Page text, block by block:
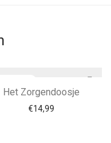
Het Zorgendoosje
€14,99